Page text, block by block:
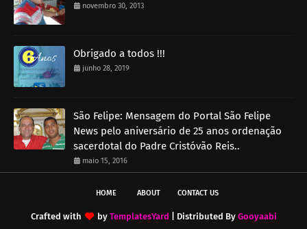
novembro 30, 2013
Obrigado a todos !!!
junho 28, 2019
São Felipe: Mensagem do Portal São Felipe
News pelo aniversário de 25 anos ordenação
sacerdotal do Padre Cristóvão Reis..
maio 15, 2016
HOME ABOUT CONTACT US
Crafted with by TemplatesYard | Distributed By Gooyaabi